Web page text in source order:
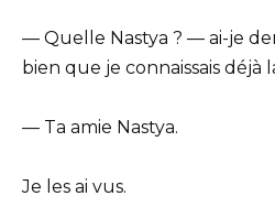
— Quelle Nastya ? — ai-je
bien que je connaissais déjà
— Ta amie Nastya.
Je les ai vus.